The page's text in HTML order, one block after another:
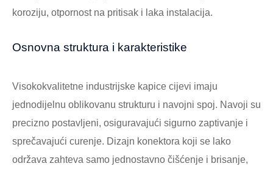
koroziju, otpornost na pritisak i laka instalacija.
Osnovna struktura i karakteristike
Visokokvalitetne industrijske kapice cijevi imaju
jednodijelnu oblikovanu strukturu i navojni spoj. Navoji su
precizno postavljeni, osiguravajući sigurno zaptivanje i
sprečavajući curenje. Dizajn konektora koji se lako
održava zahteva samo jednostavno čišćenje i brisanje,